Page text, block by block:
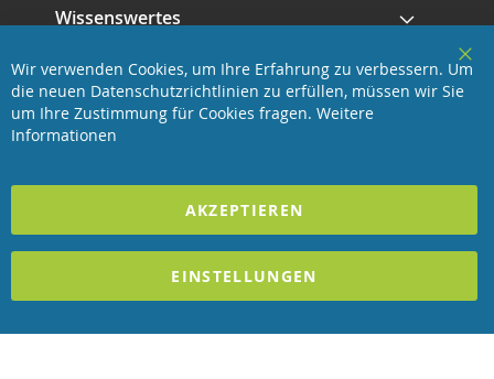
Wissenswertes
Service
Revisage GmbH
Wir verwenden Cookies, um Ihre Erfahrung zu verbessern. Um
die neuen Datenschutzrichtlinien zu erfüllen, müssen wir Sie
um Ihre Zustimmung für Cookies fragen. Weitere
Informationen
AKZEPTIEREN
EINSTELLUNGEN